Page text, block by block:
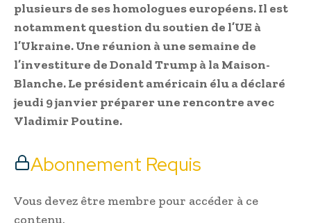
plusieurs de ses homologues européens. Il est
notamment question du soutien de l’UE à
l’Ukraine. Une réunion à une semaine de
l’investiture de Donald Trump à la Maison-
Blanche. Le président américain élu a déclaré
jeudi 9 janvier préparer une rencontre avec
Vladimir Poutine.
Abonnement Requis
Vous devez être membre pour accéder à ce
contenu.